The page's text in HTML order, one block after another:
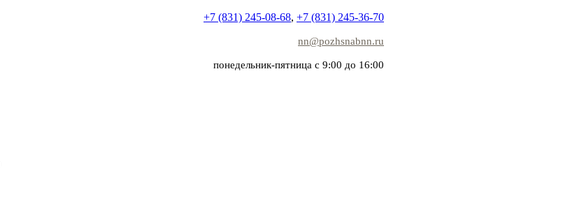
+7 (831) 245-08-68, +7 (831) 245-36-70
nn@pozhsnabnn.ru
понедельник-пятница с 9:00 до 16:00